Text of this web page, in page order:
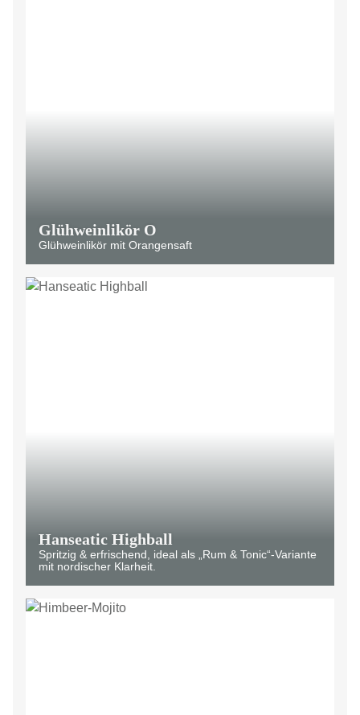
Glühweinlikör O
Glühweinlikör mit Orangensaft
Hanseatic Highball
Spritzig & erfrischend, ideal als „Rum & Tonic“-Variante
mit nordischer Klarheit.